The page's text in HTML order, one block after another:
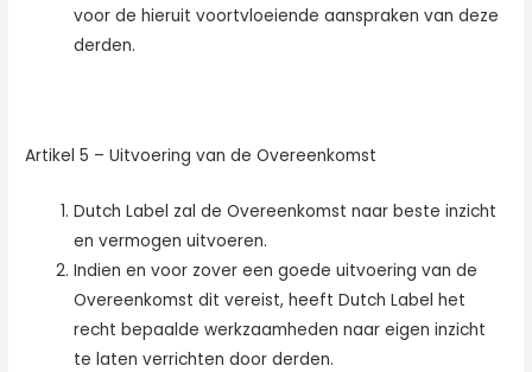
voor de hieruit voortvloeiende aanspraken van deze
derden.
Artikel 5 – Uitvoering van de Overeenkomst
Dutch Label zal de Overeenkomst naar beste inzicht
en vermogen uitvoeren.
Indien en voor zover een goede uitvoering van de
Overeenkomst dit vereist, heeft Dutch Label het
recht bepaalde werkzaamheden naar eigen inzicht
te laten verrichten door derden.